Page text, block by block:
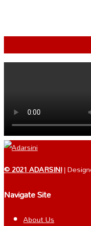
© 2021 ADARSINI|
Navigate Site
About Us